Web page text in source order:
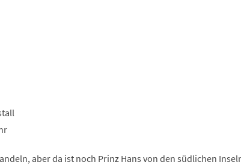
aber da ist noch Prinz Hans von den südlichen